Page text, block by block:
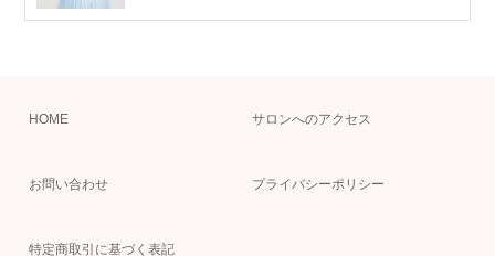
HOME サロンへのアクセス
お問い合わせ プライバシーポリシー
特定商取引に基づく表記